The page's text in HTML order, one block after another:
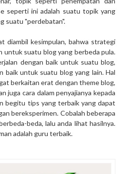
seperti ini adalah suatu topik yang
suatu "perdebatan".
diambil kesimpulan, bahwa strategi
untuk suatu blog yang berbeda pula.
dengan baik untuk suatu blog,
baik untuk suatu blog yang lain. Hal
berkaitan erat dengan theme blog,
juga cara dalam penyajianya kepada
begitu tips yang terbaik yang dapat
bereksperimen. Cobalah beberapa
beda, lalu anda lihat hasilnya.
adalah guru terbaik.